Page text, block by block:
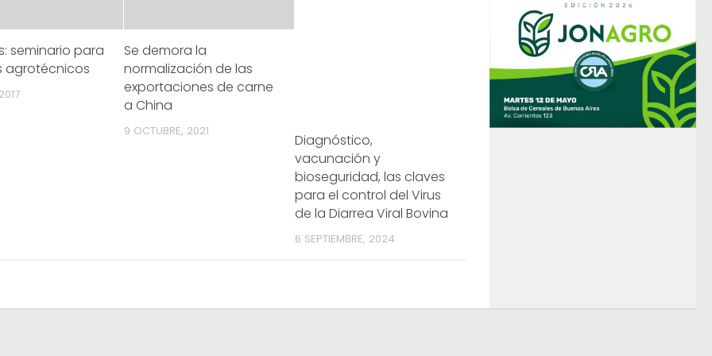
seminario para
agrotécnicos
Se demora la
normalización de las
exportaciones de carne
a China
9 OCTUBRE, 2021
Diagnóstico,
vacunación y
bioseguridad, las claves
para el control del Virus
de la Diarrea Viral Bovina
6 SEPTIEMBRE, 2024